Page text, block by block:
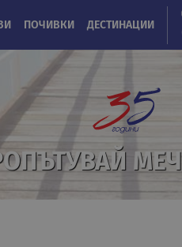
ПОЧИВКИ ДЕСТИНАЦИИ